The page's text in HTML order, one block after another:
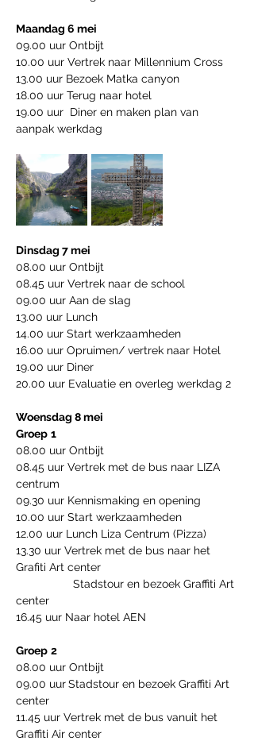
Maandag 6 mei
09.00 uur Ontbijt
10.00 uur Vertrek naar Millennium Cross
13.00 uur Bezoek Matka canyon
18.00 uur Terug naar hotel
19.00 uur  Diner en maken plan van
aanpak werkdag
Dinsdag 7 mei
08.00 uur Ontbijt
08.45 uur Vertrek naar de school
09.00 uur Aan de slag
13.00 uur Lunch
14.00 uur Start werkzaamheden
16.00 uur Opruimen/ vertrek naar Hotel
19.00 uur Diner
20.00 uur Evaluatie en overleg werkdag 2
Woensdag 8 mei
Groep 1
08.00 uur Ontbijt
08.45 uur Vertrek met de bus naar LIZA
centrum
09.30 uur Kennismaking en opening
10.00 uur Start werkzaamheden
12.00 uur Lunch Liza Centrum (Pizza)
13.30 uur Vertrek met de bus naar het
Grafiti Art center
Stadstour en bezoek Graffiti Art
center
16.45 uur Naar hotel AEN
Groep 2
08.00 uur Ontbijt
09.00 uurStadstour en bezoek Graffiti Art
center
11.45 uur Vertrek met de bus vanuit het
Graffiti Air center